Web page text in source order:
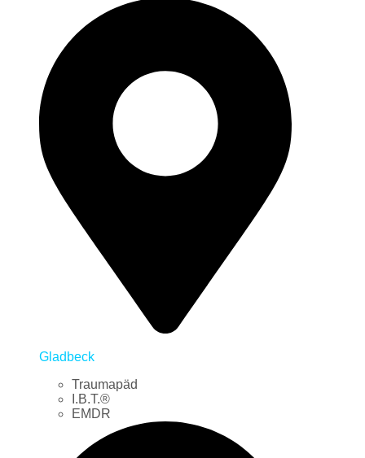
Gladbeck
Traumapäd
I.B.T.®
EMDR